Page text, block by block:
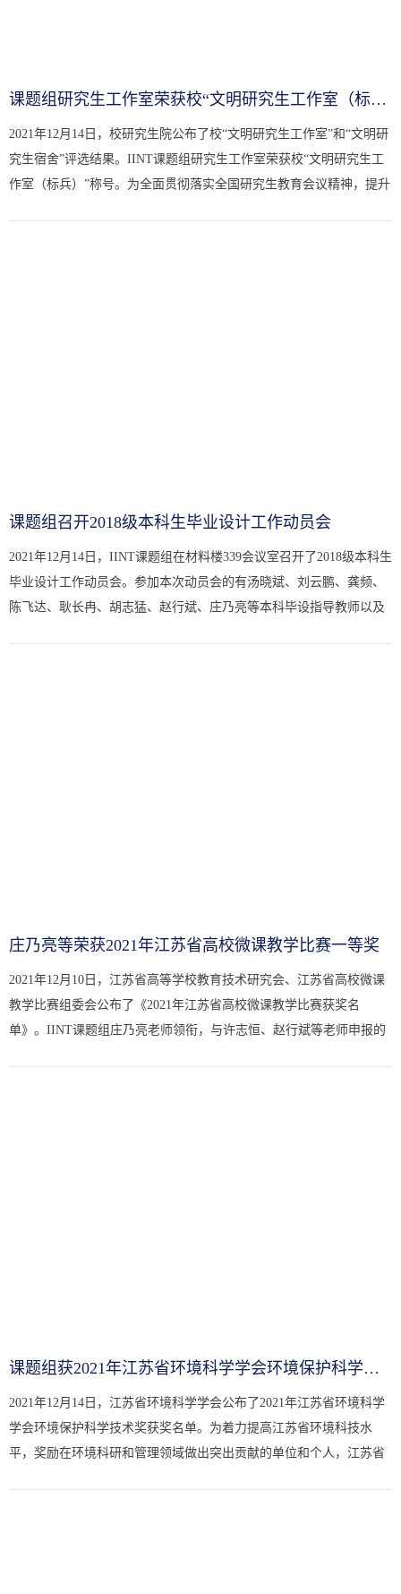
课题组研究生工作室荣获校“文明研究生工作室（标兵）”称号
2021年12月14日，校研究生院公布了校“文明研究生工作室”和“文明研
究生宿舍”评选结果。IINT课题组研究生工作室荣获校“文明研究生工
作室（标兵）”称号。为全面贯彻落实全国研究生教育会议精神，提升
课题组召开2018级本科生毕业设计工作动员会
2021年12月14日，IINT课题组在材料楼339会议室召开了2018级本科生
毕业设计工作动员会。参加本次动员会的有汤晓斌、刘云鹏、龚频、
陈飞达、耿长冉、胡志猛、赵行斌、庄乃亮等本科毕设指导教师以及
庄乃亮等荣获2021年江苏省高校微课教学比赛一等奖
2021年12月10日，江苏省高等学校教育技术研究会、江苏省高校微课
教学比赛组委会公布了《2021年江苏省高校微课教学比赛获奖名
单》。IINT课题组庄乃亮老师领衔，与许志恒、赵行斌等老师申报的
课题组获2021年江苏省环境科学学会环境保护科学技术奖
2021年12月14日，江苏省环境科学学会公布了2021年江苏省环境科学
学会环境保护科学技术奖获奖名单。为着力提高江苏省环境科技水
平，奖励在环境科研和管理领域做出突出贡献的单位和个人，江苏省